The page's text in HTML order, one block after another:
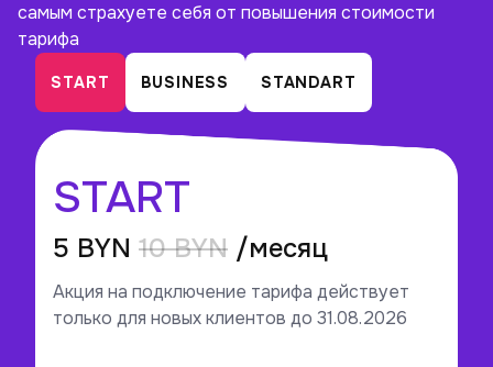
самым страхуете себя от повышения стоимости
тарифа
START BUSINESS STANDART
START
5 BYN 10 BYN /месяц
Акция на подключение тарифа действует
только для новых клиентов до 31.08.2026